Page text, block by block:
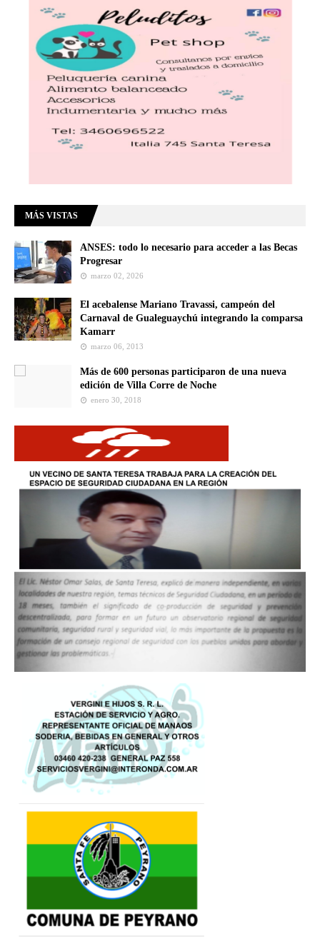
MÁS VISTAS
ANSES: todo lo necesario para acceder a las Becas
Progresar
marzo 02, 2026
El acebalense Mariano Travassi, campeón del
Carnaval de Gualeguaychú integrando la comparsa
Kamarr
marzo 06, 2013
Más de 600 personas participaron de una nueva
edición de Villa Corre de Noche
enero 30, 2018